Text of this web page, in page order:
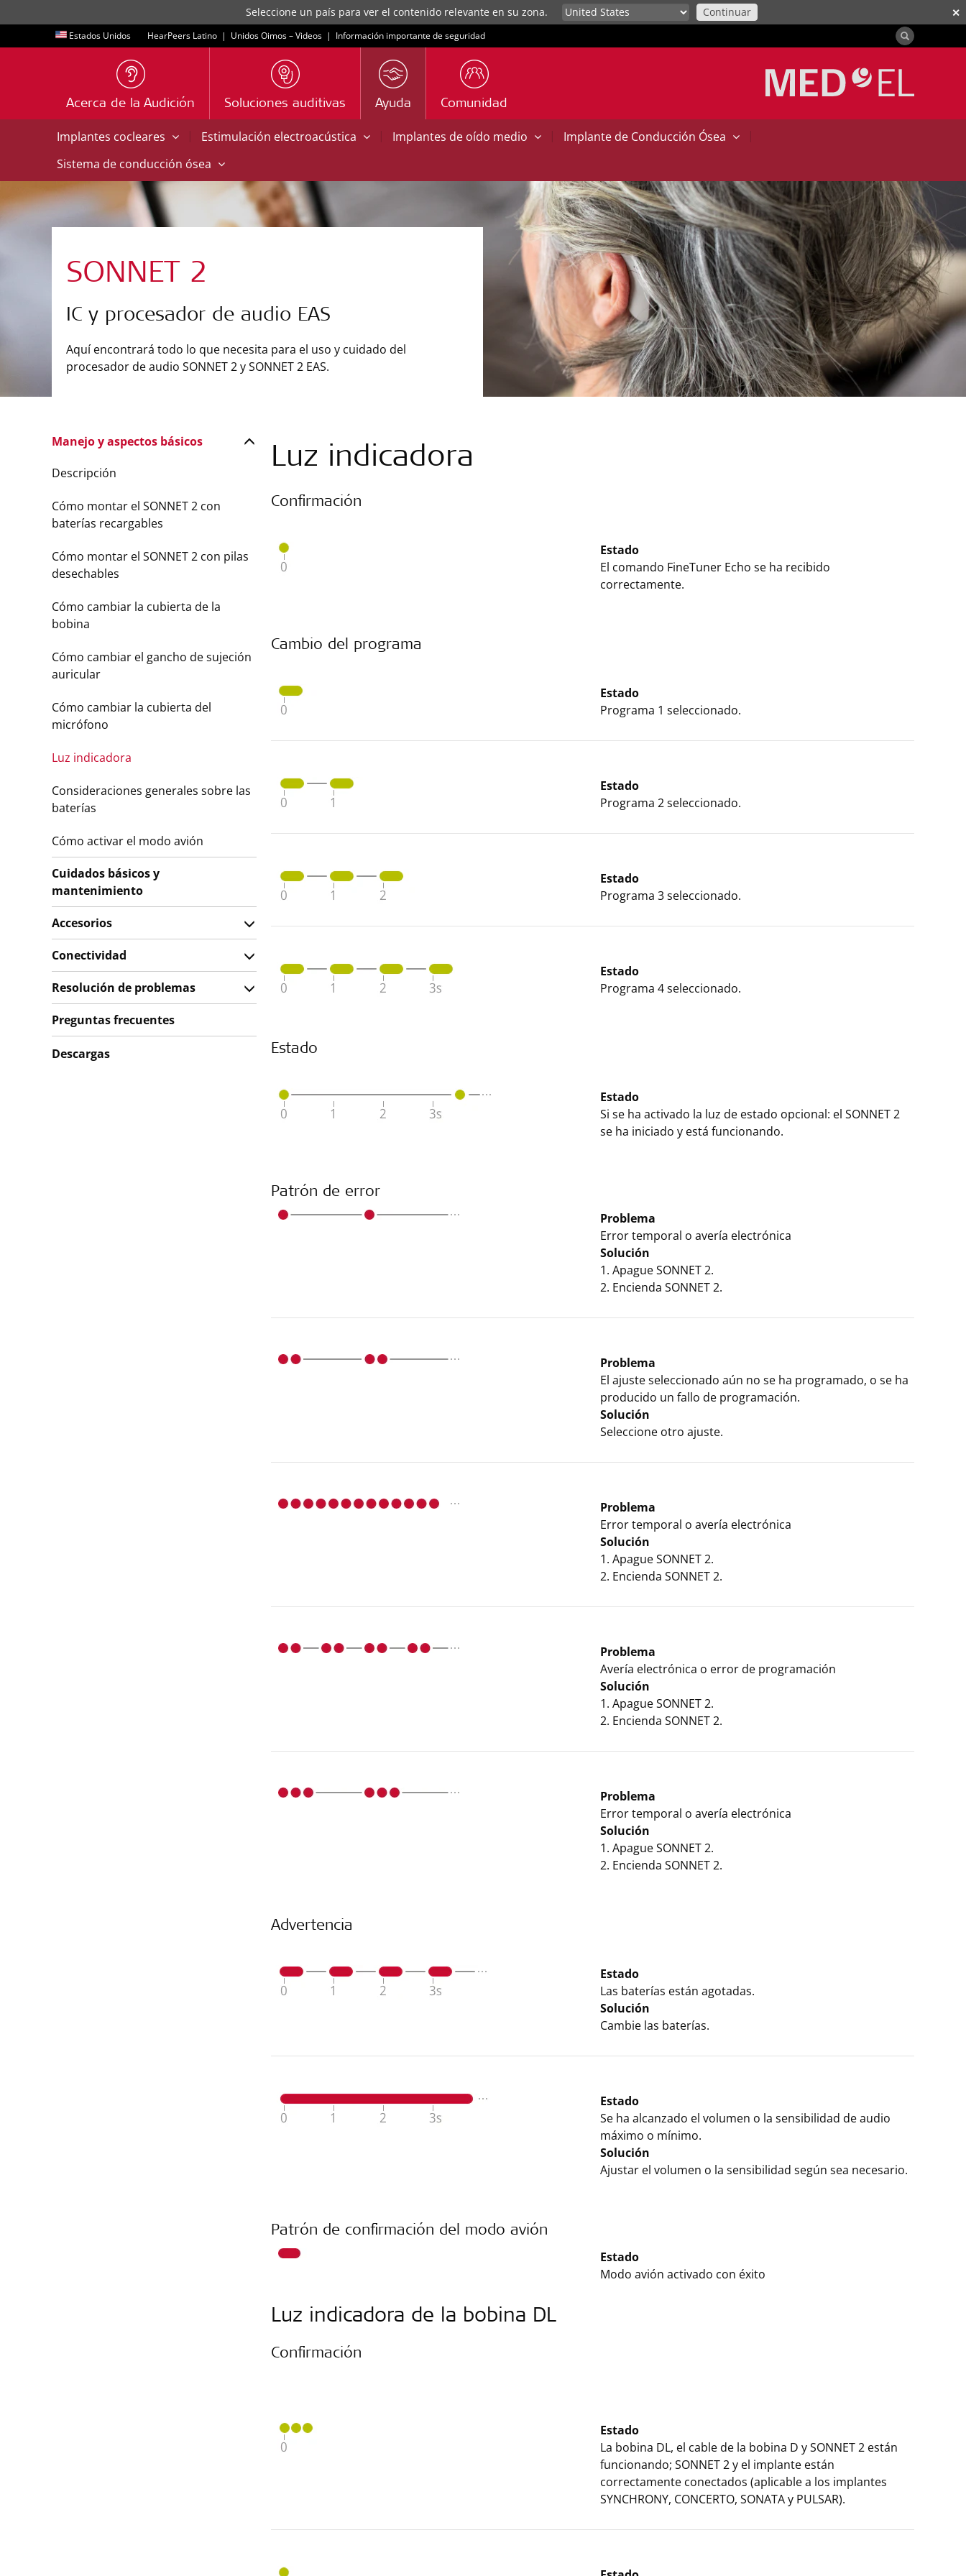
✕
Seleccione un país para ver el contenido relevante en su zona. Continuar
Estados Unidos HearPeers Latino | Unidos Oimos – Videos | Información importante de seguridad
Acerca de la Audición Soluciones auditivas Ayuda Comunidad
Implantes cocleares | Estimulación electroacústica | Implantes de oído medio | Implante de Conducción Ósea
|
Sistema de conducción ósea
SONNET 2
IC y procesador de audio EAS
Aquí encontrará todo lo que necesita para el uso y cuidado del
procesador de audio SONNET 2 y SONNET 2 EAS.
Luz indicadora
Confirmación
Estado
El comando FineTuner Echo se ha recibido
correctamente.
Cambio del programa
Estado
Programa 1 seleccionado.
Estado
Programa 2 seleccionado.
Estado
Programa 3 seleccionado.
Estado
Programa 4 seleccionado.
Estado
Estado
Si se ha activado la luz de estado opcional: el SONNET 2
se ha iniciado y está funcionando.
Patrón de error
Problema
Error temporal o avería electrónica
Solución
1. Apague SONNET 2.
2. Encienda SONNET 2.
Problema
El ajuste seleccionado aún no se ha programado, o se ha
producido un fallo de programación.
Solución
Seleccione otro ajuste.
Problema
Error temporal o avería electrónica
Solución
1. Apague SONNET 2.
2. Encienda SONNET 2.
Problema
Avería electrónica o error de programación
Solución
1. Apague SONNET 2.
2. Encienda SONNET 2.
Problema
Error temporal o avería electrónica
Solución
1. Apague SONNET 2.
2. Encienda SONNET 2.
Advertencia
Estado
Las baterías están agotadas.
Solución
Cambie las baterías.
Estado
Se ha alcanzado el volumen o la sensibilidad de audio
máximo o mínimo.
Solución
Ajustar el volumen o la sensibilidad según sea necesario.
Patrón de confirmación del modo avión
Estado
Modo avión activado con éxito
Luz indicadora de la bobina DL
Confirmación
Estado
La bobina DL, el cable de la bobina D y SONNET 2 están
funcionando; SONNET 2 y el implante están
correctamente conectados (aplicable a los implantes
SYNCHRONY, CONCERTO, SONATA y PULSAR).
Manejo y aspectos básicos
Descripción
Cómo montar el SONNET 2 con
baterías recargables
Cómo montar el SONNET 2 con pilas
desechables
Cómo cambiar la cubierta de la
bobina
Cómo cambiar el gancho de sujeción
auricular
Cómo cambiar la cubierta del
micrófono
Luz indicadora
Consideraciones generales sobre las
baterías
Cómo activar el modo avión
Cuidados básicos y
mantenimiento
Accesorios
Conectividad
Resolución de problemas
Preguntas frecuentes
Descargas